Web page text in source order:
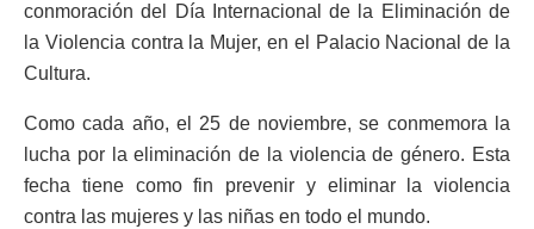
conmoración del Día Internacional de la Eliminación de
la Violencia contra la Mujer, en el Palacio Nacional de la
Cultura.
Como cada año, el 25 de noviembre, se conmemora la
lucha por la eliminación de la violencia de género. Esta
fecha tiene como fin prevenir y eliminar la violencia
contra las mujeres y las niñas en todo el mundo.